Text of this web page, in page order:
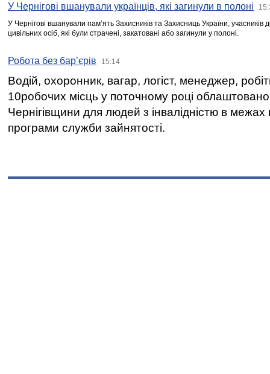
У Чернігові вшанували українців, які загинули в полоні
У Чернігові вшанували пам’ять Захисників та Захисниць України,
цивільних осіб, які були страчені, закатовані або загинули у полоні.
Робота без бар’єрів 15:14
Водій, охоронник, вагар, логіст, менеджер,
10робочих місць у поточному році
Чернігівщини для людей з інвалідністю в межах
програми служби зайнятості.